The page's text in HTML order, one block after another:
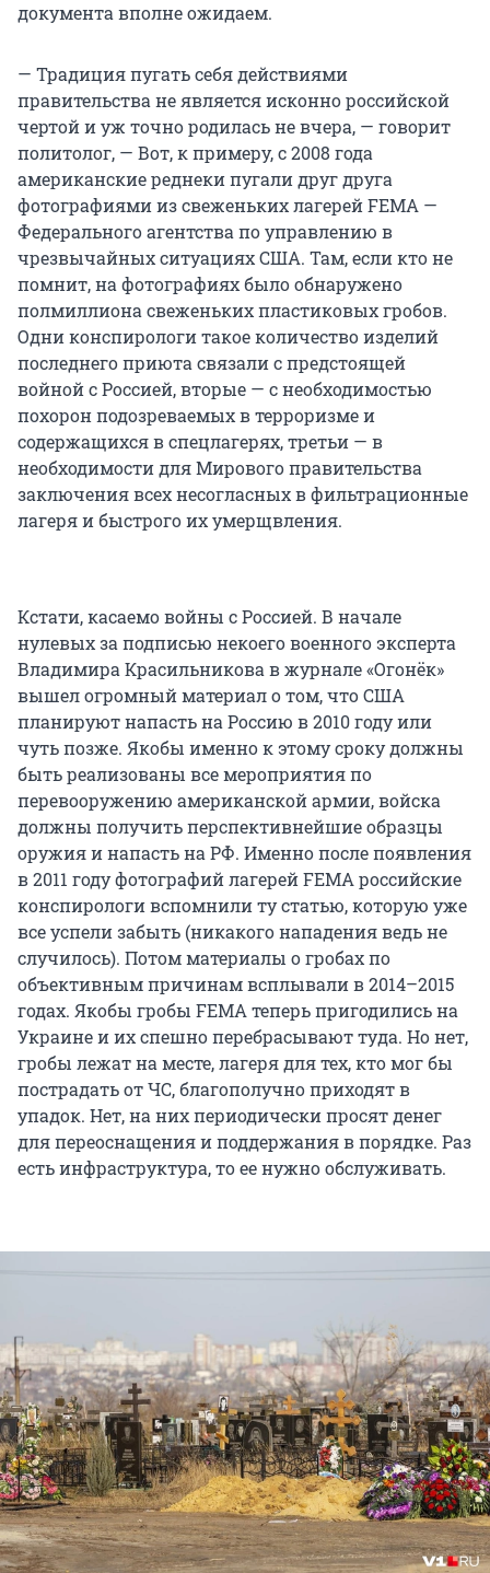
документа вполне ожидаем.
— Традиция пугать себя действиями
правительства не является исконно российской
чертой и уж точно родилась не вчера, — говорит
политолог, — Вот, к примеру, с 2008 года
американские реднеки пугали друг друга
фотографиями из свеженьких лагерей FEMA —
Федерального агентства по управлению в
чрезвычайных ситуациях США. Там, если кто не
помнит, на фотографиях было обнаружено
полмиллиона свеженьких пластиковых гробов.
Одни конспирологи такое количество изделий
последнего приюта связали с предстоящей
войной с Россией, вторые — с необходимостью
похорон подозреваемых в терроризме и
содержащихся в спецлагерях, третьи — в
необходимости для Мирового правительства
заключения всех несогласных в фильтрационные
лагеря и быстрого их умерщвления.
Кстати, касаемо войны с Россией. В начале
нулевых за подписью некоего военного эксперта
Владимира Красильникова в журнале «Огонёк»
вышел огромный материал о том, что США
планируют напасть на Россию в 2010 году или
чуть позже. Якобы именно к этому сроку должны
быть реализованы все мероприятия по
перевооружению американской армии, войска
должны получить перспективнейшие образцы
оружия и напасть на РФ. Именно после появления
в 2011 году фотографий лагерей FEMA российские
конспирологи вспомнили ту статью, которую уже
все успели забыть (никакого нападения ведь не
случилось). Потом материалы о гробах по
объективным причинам всплывали в 2014–2015
годах. Якобы гробы FEMA теперь пригодились на
Украине и их спешно перебрасывают туда. Но нет,
гробы лежат на месте, лагеря для тех, кто мог бы
пострадать от ЧС, благополучно приходят в
упадок. Нет, на них периодически просят денег
для переоснащения и поддержания в порядке. Раз
есть инфраструктура, то ее нужно обслуживать.